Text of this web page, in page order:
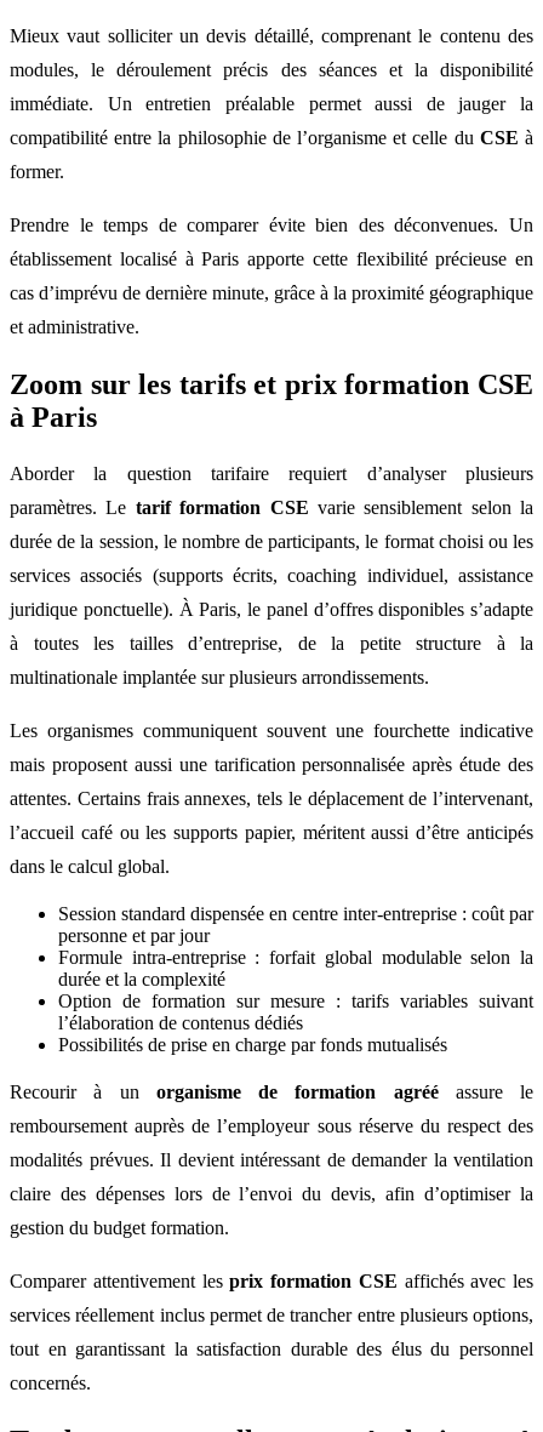
Mieux vaut solliciter un devis détaillé, comprenant le contenu des
modules, le déroulement précis des séances et la disponibilité
immédiate. Un entretien préalable permet aussi de jauger la
compatibilité entre la philosophie de l’organisme et celle du CSE à
former.
Prendre le temps de comparer évite bien des déconvenues. Un
établissement localisé à Paris apporte cette flexibilité précieuse en
cas d’imprévu de dernière minute, grâce à la proximité géographique
et administrative.
Zoom sur les tarifs et prix formation CSE
à Paris
Aborder la question tarifaire requiert d’analyser plusieurs
paramètres. Le tarif formation CSE varie sensiblement selon la
durée de la session, le nombre de participants, le format choisi ou les
services associés (supports écrits, coaching individuel, assistance
juridique ponctuelle). À Paris, le panel d’offres disponibles s’adapte
à toutes les tailles d’entreprise, de la petite structure à la
multinationale implantée sur plusieurs arrondissements.
Les organismes communiquent souvent une fourchette indicative
mais proposent aussi une tarification personnalisée après étude des
attentes. Certains frais annexes, tels le déplacement de l’intervenant,
l’accueil café ou les supports papier, méritent aussi d’être anticipés
dans le calcul global.
Session standard dispensée en centre inter-entreprise : coût par
personne et par jour
Formule intra-entreprise : forfait global modulable selon la
durée et la complexité
Option de formation sur mesure : tarifs variables suivant
l’élaboration de contenus dédiés
Possibilités de prise en charge par fonds mutualisés
Recourir à un organisme de formation agrééassure le
remboursement auprès de l’employeur sous réserve du respect des
modalités prévues. Il devient intéressant de demander la ventilation
claire des dépenses lors de l’envoi du devis, afin d’optimiser la
gestion du budget formation.
Comparer attentivement lesprix formation CSE affichés avec les
services réellement inclus permet de trancher entre plusieurs options,
tout en garantissant la satisfaction durable des élus du personnel
concernés.